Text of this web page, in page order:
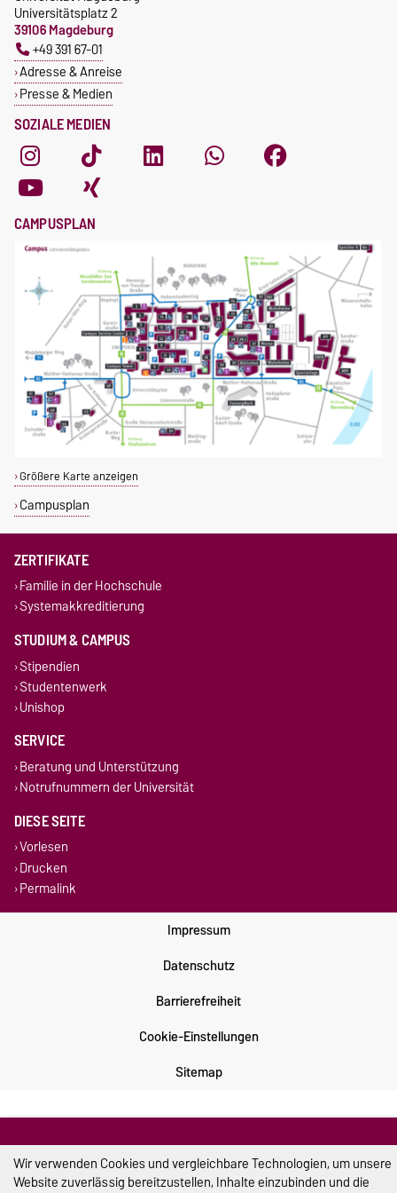
SOZIALE MEDIEN
Universitätsplatz 2
39106 Magdeburg
+49 391 67-01
Adresse & Anreise
Presse & Medien
CAMPUSPLAN
Größere Karte anzeigen
Campusplan
ZERTIFIKATE
Familie in der Hochschule
Systemakkreditierung
STUDIUM & CAMPUS
Stipendien
Studentenwerk
Unishop
SERVICE
Beratung und Unterstützung
Notrufnummern der Universität
DIESE SEITE
Vorlesen
Drucken
Permalink
Impressum
Datenschutz
Barrierefreiheit
Cookie-Einstellungen
Sitemap
Wir verwenden Cookies und vergleichbare Technologien, um unsere
Website zuverlässig bereitzustellen, Inhalte einzubinden und die